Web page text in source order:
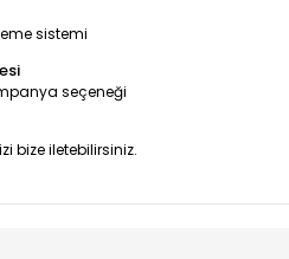
sistemi
seçeneği
bize iletebilirsiniz.